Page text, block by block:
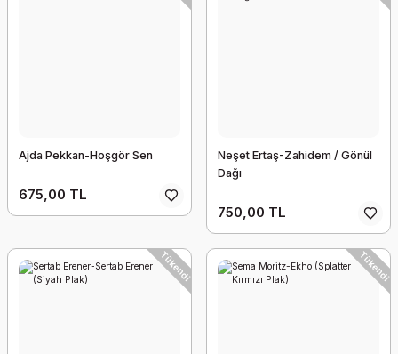
Ajda Pekkan-Hoşgör Sen
675,00 TL
Neşet Ertaş-Zahidem / Gönül
Dağı
750,00 TL
Tükendi Tükendi